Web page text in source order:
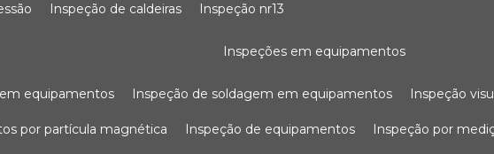
inspeção de caldeiras inspeção nr13
inspeções em equipamentos
em equipamentos inspeção de soldagem em equipamentos inspeção
por partícula magnética inspeção de equipamentos inspeção por